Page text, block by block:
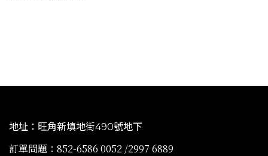
地址：旺角新填地街490號地下
訂單問題：852-6586 0052 /2997 6889